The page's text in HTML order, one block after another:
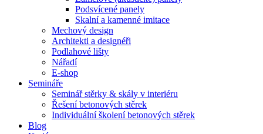
Podsvícené panely
Skalní a kamenné imitace
Mechový design
Architekti a designéři
Podlahové lišty
Nářadí
E-shop
Semináře
Seminář stěrky & skály v interiéru
Řešení betonových stěrek
Individuální školení betonových stěrek
Blog